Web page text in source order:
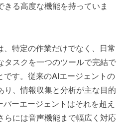
る高度な機能を持っていま
特定の作業だけでなく、日常
タスクを一つのツールで完結で
です。従来のAIエージェントの
り、情報収集と分析が主な目的
ーエージェントはそれを超え
らには音声機能まで幅広く対応